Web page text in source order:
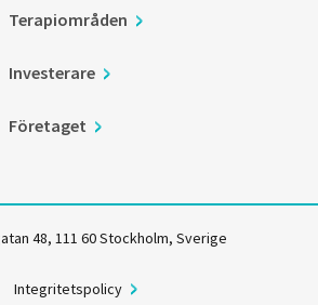
Terapiområden
Investerare
Företaget
48, 111 60 Stockholm, Sverige
Integritetspolicy